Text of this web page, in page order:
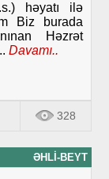
həyatı ilə
Biz burada
Həzrət
Davamı..
328
ƏHLI-BEYT